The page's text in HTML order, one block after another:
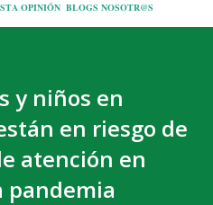
OPINIÓN BLOGS NOSOTR@S
y niños en
en riesgo de
atención en
pandemia